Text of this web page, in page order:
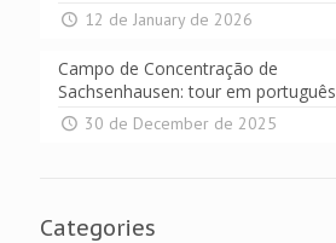
12 de January de 2026
Campo de Concentração de
Sachsenhausen: tour em português
30 de December de 2025
Categories